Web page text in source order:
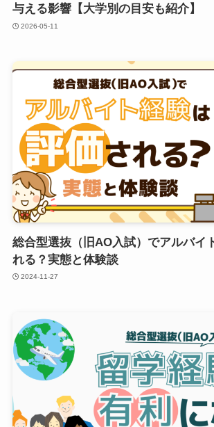
与える影響【大学別の目安も紹介】
2026-05-11
総合型選抜（旧AO入試）でアルバイ
れる？実態と体験談
2024-11-27